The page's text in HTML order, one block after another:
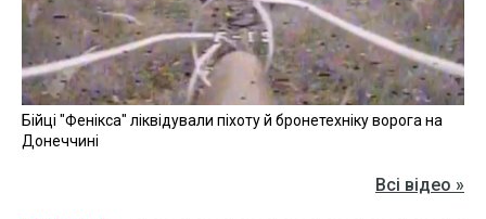
Бійці "Фенікса" ліквідували піхоту й бронетехніку ворога на
Донеччині
Всі відео »